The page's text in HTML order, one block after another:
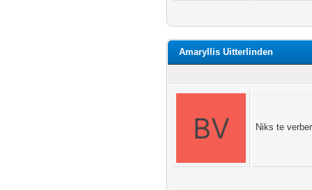
Amaryllis Uitterlinden
Niks te